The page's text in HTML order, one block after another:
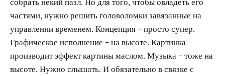
частями, нужно решить головоломки завязанные на
управлении временем. Концепция - просто супер.
Графическое исполнение - на высоте. Картинка
производит эффект картины маслом. Музыка - тоже на
высоте. Нужно слышать. И обязательно в связке с